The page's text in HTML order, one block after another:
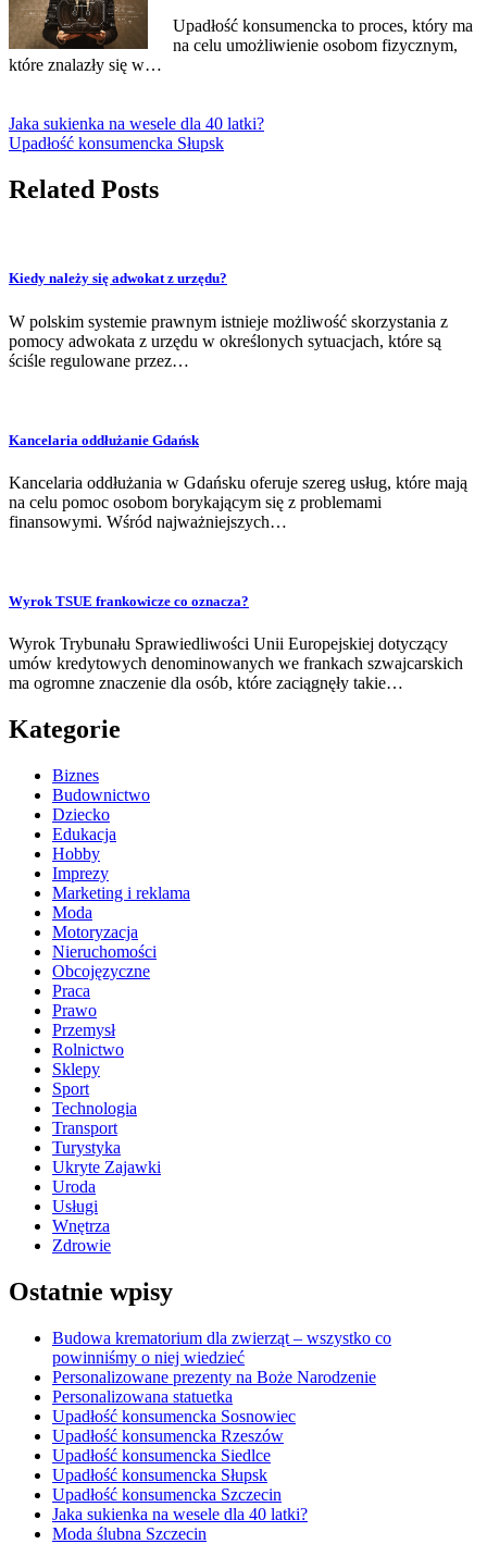
Upadłość konsumencka to proces, który ma
na celu umożliwienie osobom fizycznym,
które znalazły się w…
Jaka sukienka na wesele dla 40 latki?
Upadłość konsumencka Słupsk
Related Posts
Kiedy należy się adwokat z urzędu?
W polskim systemie prawnym istnieje możliwość skorzystania z
pomocy adwokata z urzędu w określonych sytuacjach, które są
ściśle regulowane przez…
Kancelaria oddłużanie Gdańsk
Kancelaria oddłużania w Gdańsku oferuje szereg usług, które mają
na celu pomoc osobom borykającym się z problemami
finansowymi. Wśród najważniejszych…
Wyrok TSUE frankowicze co oznacza?
Wyrok Trybunału Sprawiedliwości Unii Europejskiej dotyczący
umów kredytowych denominowanych we frankach szwajcarskich
ma ogromne znaczenie dla osób, które zaciągnęły takie…
Kategorie
Biznes
Budownictwo
Dziecko
Edukacja
Hobby
Imprezy
Marketing i reklama
Moda
Motoryzacja
Nieruchomości
Obcojęzyczne
Praca
Prawo
Przemysł
Rolnictwo
Sklepy
Sport
Technologia
Transport
Turystyka
Ukryte Zajawki
Uroda
Usługi
Wnętrza
Zdrowie
Ostatnie wpisy
Budowa krematorium dla zwierząt – wszystko co
powinniśmy o niej wiedzieć
Personalizowane prezenty na Boże Narodzenie
Personalizowana statuetka
Upadłość konsumencka Sosnowiec
Upadłość konsumencka Rzeszów
Upadłość konsumencka Siedlce
Upadłość konsumencka Słupsk
Upadłość konsumencka Szczecin
Jaka sukienka na wesele dla 40 latki?
Moda ślubna Szczecin